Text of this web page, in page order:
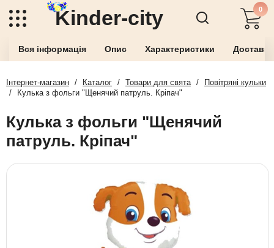
Kinder-city 0
Вся інформація Опис Характеристики
Інтернет-магазин / Каталог / Товари для свята /
Повітряні кульки
/
Кулька з фольги "Щенячий патруль. Кріпач"
Кулька з фольги "Щенячий
патруль. Кріпач"